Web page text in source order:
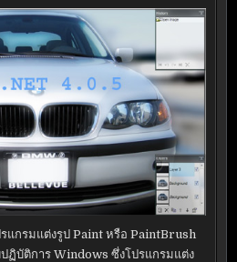
แกรมแต่งรูป Paint หรือ PaintBrush
ฏิบัติการ Windows ซึ่งโปรแกรมแต่ง